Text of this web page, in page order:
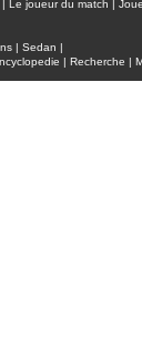
Le joueur du match
| Sedan |
| Recherche |